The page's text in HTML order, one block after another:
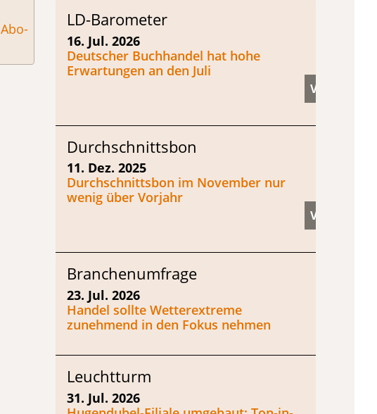
Abo-
LD-Barometer
16. Jul. 2026
Deutscher Buchhandel hat hohe
Erwartungen an den Juli
Durchschnittsbon
11. Dez. 2025
Durchschnittsbon im November nur
wenig über Vorjahr
Branchenumfrage
23. Jul. 2026
Handel sollte Wetterextreme
zunehmend in den Fokus nehmen
Leuchtturm
31. Jul. 2026